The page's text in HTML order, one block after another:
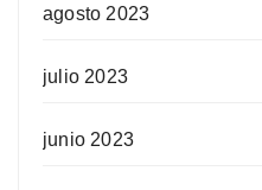
agosto 2023
julio 2023
junio 2023